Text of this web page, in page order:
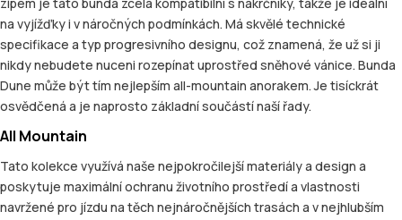
na vyjížďky i v náročných podmínkách. Má skvělé technické
specifikace a typ progresivního designu, což znamená, že už si ji
nikdy nebudete nuceni rozepínat uprostřed sněhové vánice. Bunda
Dune může být tím nejlepším all-mountain anorakem. Je tisíckrát
osvědčená a je naprosto základní součástí naší řady.
All Mountain
Tato kolekce využívá naše nejpokročilejší materiály a design a
poskytuje maximální ochranu životního prostředí a vlastnosti
navržené pro jízdu na těch nejnáročnějších trasách a v nejhlubším